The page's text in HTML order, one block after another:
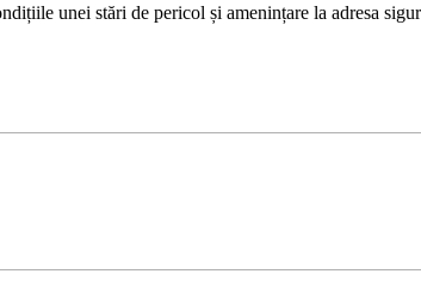
unei stări de pericol și amenințare la adresa